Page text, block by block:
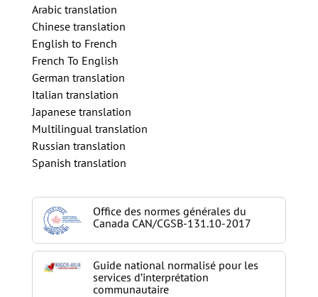
Arabic translation
Chinese translation
English to French
French To English
German translation
Italian translation
Japanese translation
Multilingual translation
Russian translation
Spanish translation
Office des normes générales du
Canada CAN/CGSB-131.10-2017
Guide national normalisé pour les
services d’interprétation
communautaire